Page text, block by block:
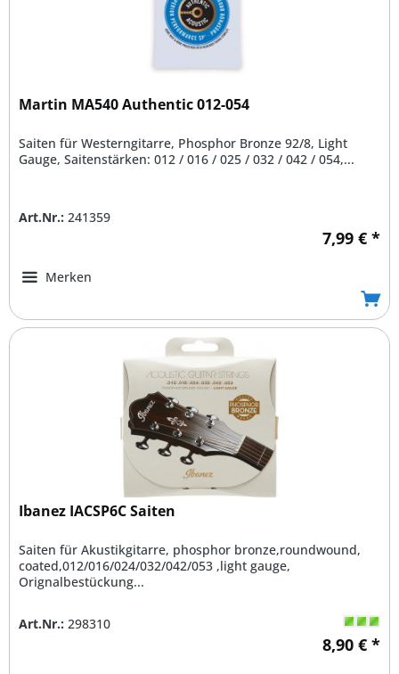
Martin MA540 Authentic 012-054
Saiten für Westerngitarre, Phosphor Bronze 92/8, Light
Gauge, Saitenstärken: 012 / 016 / 025 / 032 / 042 / 054,...
Art.Nr.: 241359
7,99 € *
Merken
Ibanez IACSP6C Saiten
Saiten für Akustikgitarre, phosphor bronze,roundwound,
coated,012/016/024/032/042/053 ,light gauge,
Orignalbestückung...
Art.Nr.: 298310
8,90 € *